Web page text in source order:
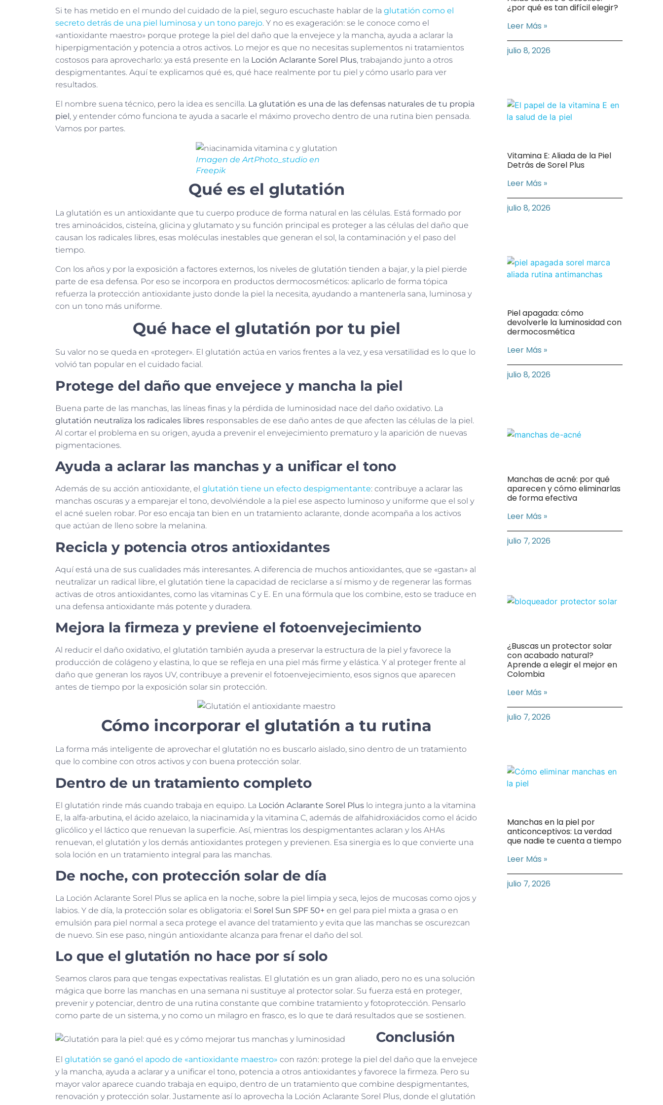
Si te has metido en el mundo del cuidado de la piel, seguro escuchaste hablar de la glutatión como el
secreto detrás de una piel luminosa y un tono parejo. Y no es exageración: se le conoce como el
«antioxidante maestro» porque protege la piel del daño que la envejece y la mancha, ayuda a aclarar la
hiperpigmentación y potencia a otros activos. Lo mejor es que no necesitas suplementos ni tratamientos
costosos para aprovecharlo: ya está presente en la Loción Aclarante Sorel Plus, trabajando junto a otros
despigmentantes. Aquí te explicamos qué es, qué hace realmente por tu piel y cómo usarlo para ver
resultados.
El nombre suena técnico, pero la idea es sencilla. La glutatión es una de las defensas naturales de tu propia
piel , y entender cómo funciona te ayuda a sacarle el máximo provecho dentro de una rutina bien pensada.
Vamos por partes.
Imagen de ArtPhoto_studio en
Freepik
Qué es el glutatión
La glutatión es un antioxidante que tu cuerpo produce de forma natural en las células. Está formado por
tres aminoácidos, cisteína, glicina y glutamato y su función principal es proteger a las células del daño que
causan los radicales libres, esas moléculas inestables que generan el sol, la contaminación y el paso del
tiempo.
Con los años y por la exposición a factores externos, los niveles de glutatión tienden a bajar, y la piel pierde
parte de esa defensa. Por eso se incorpora en productos dermocosméticos: aplicarlo de forma tópica
refuerza la protección antioxidante justo donde la piel la necesita, ayudando a mantenerla sana, luminosa y
con un tono más uniforme.
Qué hace el glutatión por tu piel
Su valor no se queda en «proteger». El glutatión actúa en varios frentes a la vez, y esa versatilidad es lo que lo
volvió tan popular en el cuidado facial.
Protege del daño que envejece y mancha la piel
Buena parte de las manchas, las líneas finas y la pérdida de luminosidad nace del daño oxidativo. La
glutatión neutraliza los radicales libres responsables de ese daño antes de que afecten las células de la piel.
Al cortar el problema en su origen, ayuda a prevenir el envejecimiento prematuro y la aparición de nuevas
pigmentaciones.
Ayuda a aclarar las manchas y a unificar el tono
Además de su acción antioxidante, el glutatión tiene un efecto despigmentante: contribuye a aclarar las
manchas oscuras y a emparejar el tono, devolviéndole a la piel ese aspecto luminoso y uniforme que el sol y
el acné suelen robar. Por eso encaja tan bien en un tratamiento aclarante, donde acompaña a los activos
que actúan de lleno sobre la melanina.
Recicla y potencia otros antioxidantes
Aquí está una de sus cualidades más interesantes. A diferencia de muchos antioxidantes, que se «gastan» al
neutralizar un radical libre, el glutatión tiene la capacidad de reciclarse a sí mismo y de regenerar las formas
activas de otros antioxidantes, como las vitaminas C y E. En una fórmula que los combine, esto se traduce en
una defensa antioxidante más potente y duradera.
Mejora la firmeza y previene el fotoenvejecimiento
Al reducir el daño oxidativo, el glutatión también ayuda a preservar la estructura de la piel y favorece la
producción de colágeno y elastina, lo que se refleja en una piel más firme y elástica. Y al proteger frente al
daño que generan los rayos UV, contribuye a prevenir el fotoenvejecimiento, esos signos que aparecen
antes de tiempo por la exposición solar sin protección.
Cómo incorporar el glutatión a tu rutina
La forma más inteligente de aprovechar el glutatión no es buscarlo aislado, sino dentro de un tratamiento
que lo combine con otros activos y con buena protección solar.
Dentro de un tratamiento completo
El glutatión rinde más cuando trabaja en equipo. La Loción Aclarante Sorel Plus lo integra junto a la vitamina
E, la alfa-arbutina, el ácido azelaico, la niacinamida y la vitamina C, además de alfahidroxiácidos como el ácido
glicólico y el láctico que renuevan la superficie. Así, mientras los despigmentantes aclaran y los AHAs
renuevan, el glutatión y los demás antioxidantes protegen y previenen. Esa sinergia es lo que convierte una
sola loción en un tratamiento integral para las manchas.
De noche, con protección solar de día
La Loción Aclarante Sorel Plus se aplica en la noche, sobre la piel limpia y seca, lejos de mucosas como ojos y
labios. Y de día, la protección solar es obligatoria: el Sorel Sun SPF 50+ en gel para piel mixta a grasa o en
emulsión para piel normal a seca protege el avance del tratamiento y evita que las manchas se oscurezcan
de nuevo. Sin ese paso, ningún antioxidante alcanza para frenar el daño del sol.
Lo que el glutatión no hace por sí solo
Seamos claros para que tengas expectativas realistas. El glutatión es un gran aliado, pero no es una solución
mágica que borre las manchas en una semana ni sustituye al protector solar. Su fuerza está en proteger,
prevenir y potenciar, dentro de una rutina constante que combine tratamiento y fotoprotección. Pensarlo
como parte de un sistema, y no como un milagro en frasco, es lo que te dará resultados que se sostienen.
Conclusión
El glutatión se ganó el apodo de «antioxidante maestro» con razón: protege la piel del daño que la envejece
y la mancha, ayuda a aclarar y a unificar el tono, potencia a otros antioxidantes y favorece la firmeza. Pero su
mayor valor aparece cuando trabaja en equipo, dentro de un tratamiento que combine despigmentantes,
renovación y protección solar. Justamente así lo aprovecha la Loción Aclarante Sorel Plus, donde el glutatión
¿por qué es tan difícil elegir?
Leer Más »
julio 8, 2026
Vitamina E: Aliada de la Piel
Detrás de Sorel Plus
Leer Más »
julio 8, 2026
Piel apagada: cómo
devolverle la luminosidad con
dermocosmética
Leer Más »
julio 8, 2026
Manchas de acné: por qué
aparecen y cómo eliminarlas
de forma efectiva
Leer Más »
julio 7, 2026
¿Buscas un protector solar
con acabado natural?
Aprende a elegir el mejor en
Colombia
Leer Más »
julio 7, 2026
Manchas en la piel por
anticonceptivos: La verdad
que nadie te cuenta a tiempo
Leer Más »
julio 7, 2026